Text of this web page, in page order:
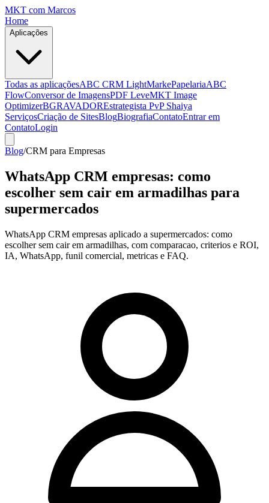
MKT com Marcos
Home
Aplicações
Todas as aplicaçõesABC CRM LightMarkePapelariaABC
FlowConversor de ImagensPDF LeveMKT Image
OptimizerBGRAVADOREstrategista PvP Shaiya
ServiçosCriação de SitesBlogBiografiaContatoEntrar em
ContatoLogin
Blog/CRM para Empresas
WhatsApp CRM empresas: como
escolher sem cair em armadilhas para
supermercados
WhatsApp CRM empresas aplicado a supermercados: como
escolher sem cair em armadilhas, com comparacao, criterios e ROI,
IA, WhatsApp, funil comercial, metricas e FAQ.